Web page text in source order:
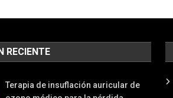
RECIENTE
Terapia de insuflación auricular de